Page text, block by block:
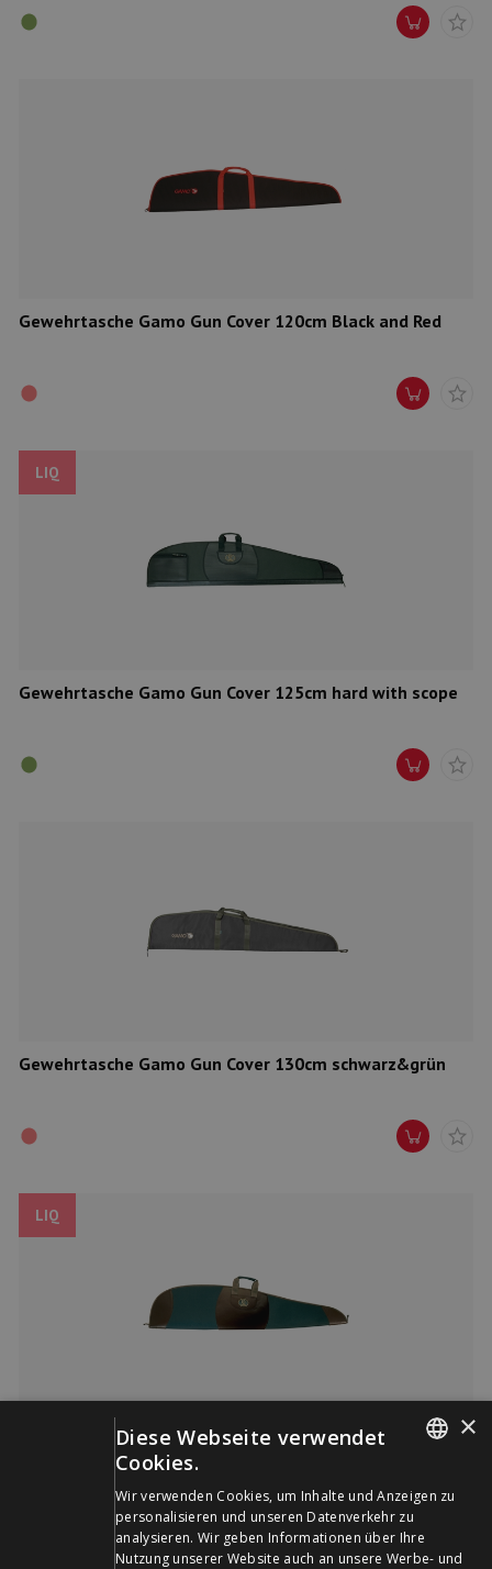
Gewehrtasche Gamo Gun Cover 120cm Black and Red
LIQ
Gewehrtasche Gamo Gun Cover 125cm hard with scope
Gewehrtasche Gamo Gun Cover 130cm schwarz&grün
LIQ
Gewehrtasche Gamo Gun Cover Luxe 117cm semihard
FRENCH
×
Diese Webseite verwendet
Cookies.
Wir verwenden Cookies, um Inhalte und Anzeigen zu
personalisieren und unseren Datenverkehr zu
analysieren. Wir geben Informationen über Ihre
Nutzung unserer Website auch an unsere Werbe- und